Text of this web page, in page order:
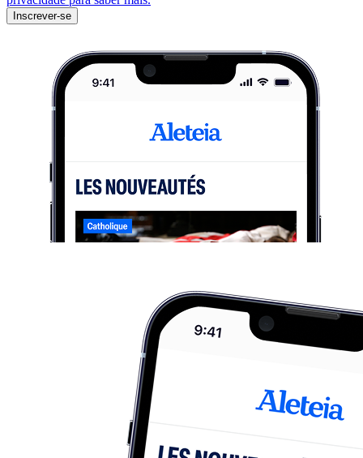
Inscrever-se